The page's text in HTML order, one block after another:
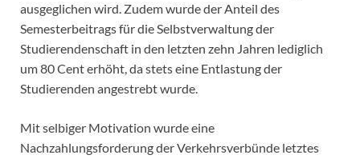
ausgeglichen wird. Zudem wurde der Anteil des
Semesterbeitrags für die Selbstverwaltung der
Studierendenschaft in den letzten zehn Jahren lediglich
um 80 Cent erhöht, da stets eine Entlastung der
Studierenden angestrebt wurde.
Mit selbiger Motivation wurde eine
Nachzahlungsforderung der Verkehrsverbünde letztes